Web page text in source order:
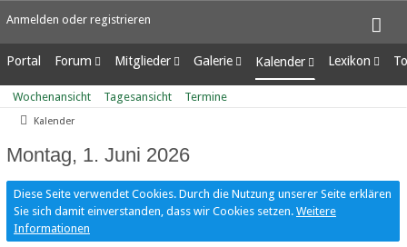
Anmelden oder registrieren
Portal Forum
Unerledigte Themen
Mitglieder
Letzte Aktivitäten
Benutzer online
Mitgliedersuche
Galerie
Alben
Bilder
Kalender
Wochenansicht
Tagesansicht
Lexikon
Ungelesene
Wochenansicht Tagesansicht Termine
Kalender
Montag, 1. Juni 2026
Diese Seite verwendet Cookies. Durch die Nutzung unserer Seite erklären
Sie sich damit einverstanden, dass wir Cookies setzen. Weitere
Informationen